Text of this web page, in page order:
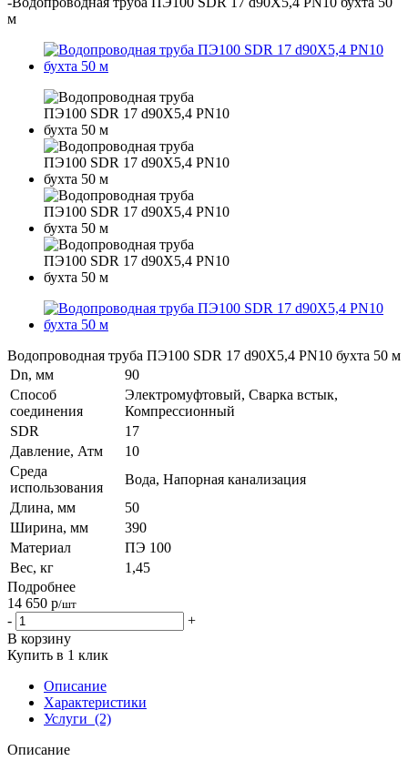
м
Водопроводная труба ПЭ100 SDR 17 d90Х5,4 PN10 бухта 50 м
Dn, мм
90
Способ
соединения
Электромуфтовый, Сварка встык,
Компрессионный
SDR
17
Давление, Атм
10
Среда
использования
Вода, Напорная канализация
Длина, мм
50
Ширина, мм
390
Материал
ПЭ 100
Вес, кг
1,45
Подробнее
14 650 р/шт
-
+
В корзину
Купить в 1 клик
Описание
Характеристики
Услуги (2)
Описание